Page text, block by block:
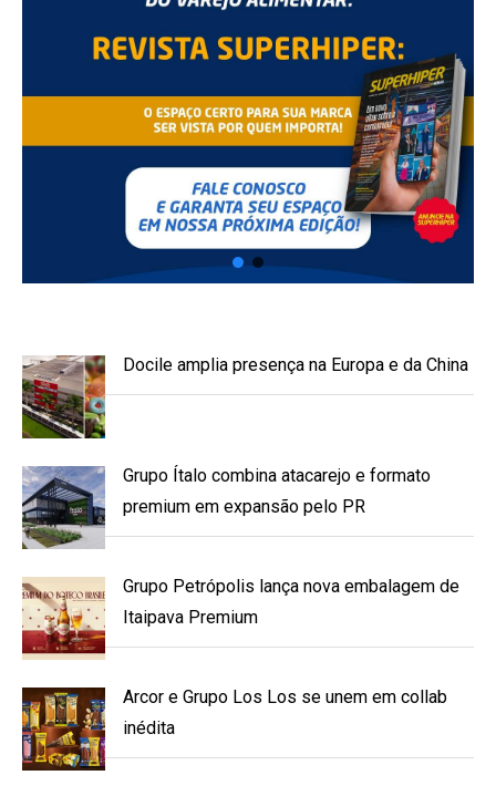
Docile amplia presença na Europa e da China
Grupo Ítalo combina atacarejo e formato
premium em expansão pelo PR
Grupo Petrópolis lança nova embalagem de
Itaipava Premium
Arcor e Grupo Los Los se unem em collab
inédita